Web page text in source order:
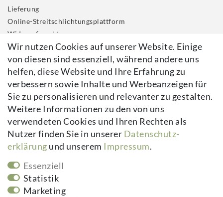
Lieferung
Online-Streitschlichtungsplattform
Widerrufs­recht
Impressum
Daten­schutz­erklärung
AGB
Kontakt
Vertrag widerrufen
Newsletter
E-MAIL **
Newsletter
Hiermit bestätige ich, dass ich die
Meine Einwilligung kann ich jederzeit widerrufen.**
Wir nutzen Cookies auf unserer Website. Einige
von diesen sind essenziell, während andere uns
helfen, diese Website und Ihre Erfahrung zu
verbessern sowie Inhalte und Werbeanzeigen für
Sie zu personalisieren und relevanter zu gestalten.
Weitere Informationen zu den von uns
verwendeten Cookies und Ihren Rechten als
Nutzer finden Sie in unserer Daten­schutz­
erklärung und unserem Impressum.
Essenziell
Statistik
Marketing